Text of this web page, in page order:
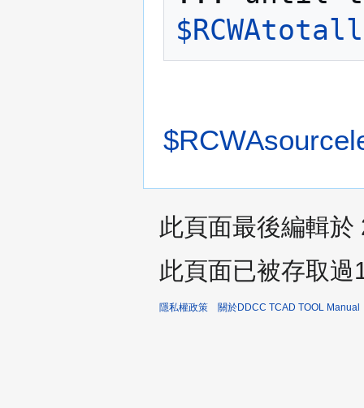
此頁面最後編輯
此頁面已被存取過
隱私權政策 關於DDCC TCAD TOOL Manual